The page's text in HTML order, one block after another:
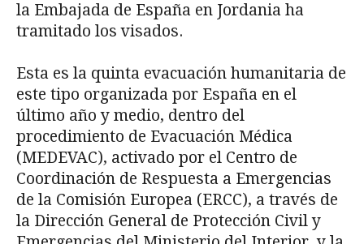
la Embajada de España en Jordania ha
tramitado los visados.
Esta es la quinta evacuación humanitaria de
este tipo organizada por España en el
último año y medio, dentro del
procedimiento de Evacuación Médica
(MEDEVAC), activado por el Centro de
Coordinación de Respuesta a Emergencias
de la Comisión Europea (ERCC), a través de
la Dirección General de Protección Civil y